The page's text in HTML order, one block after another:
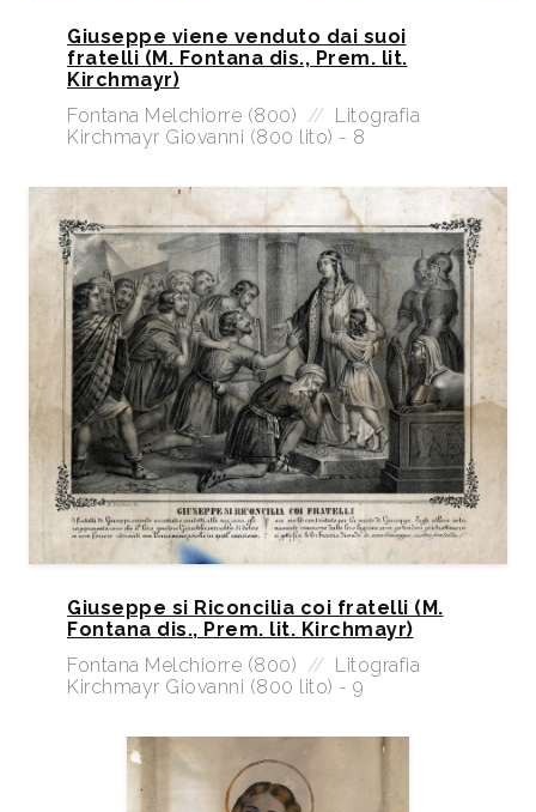
Giuseppe viene venduto dai suoi
fratelli (M. Fontana dis., Prem. lit.
Kirchmayr)
Fontana Melchiorre (800) // Litografia
Kirchmayr Giovanni (800 lito) - 8
Giuseppe si Riconcilia coi fratelli (M.
Fontana dis., Prem. lit. Kirchmayr)
Fontana Melchiorre (800) // Litografia
Kirchmayr Giovanni (800 lito) - 9